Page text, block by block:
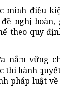
minh điều
nghị hoàn,
theo quy
nắm vững
thi hành
pháp luật